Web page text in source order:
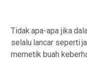
Tidak apa-apa jika
selalu lancar seperti
memetik buah